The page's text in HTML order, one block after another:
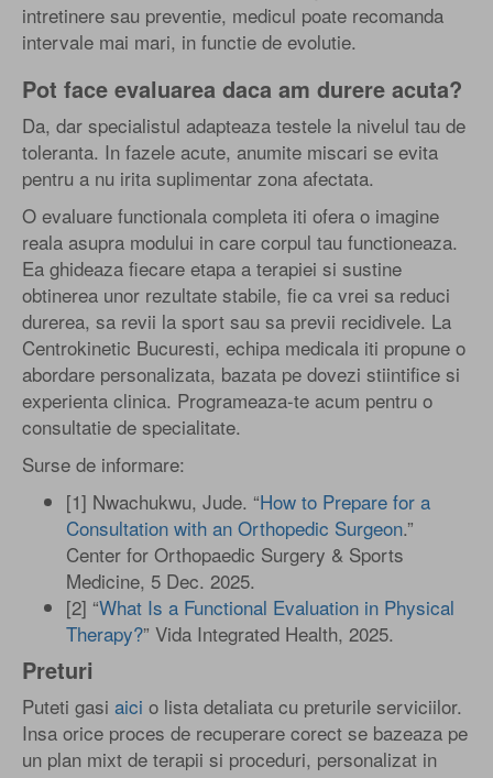
intretinere sau preventie, medicul poate recomanda
intervale mai mari, in functie de evolutie.
Pot face evaluarea daca am durere acuta?
Da, dar specialistul adapteaza testele la nivelul tau de
toleranta. In fazele acute, anumite miscari se evita
pentru a nu irita suplimentar zona afectata.
O evaluare functionala completa iti ofera o imagine
reala asupra modului in care corpul tau functioneaza.
Ea ghideaza fiecare etapa a terapiei si sustine
obtinerea unor rezultate stabile, fie ca vrei sa reduci
durerea, sa revii la sport sau sa previi recidivele. La
Centrokinetic Bucuresti, echipa medicala iti propune o
abordare personalizata, bazata pe dovezi stiintifice si
experienta clinica. Programeaza-te acum pentru o
consultatie de specialitate.
Surse de informare:
[1] Nwachukwu, Jude. “How to Prepare for a
Consultation with an Orthopedic Surgeon.”
Center for Orthopaedic Surgery & Sports
Medicine, 5 Dec. 2025.
[2] “What Is a Functional Evaluation in Physical
Therapy?” Vida Integrated Health, 2025.
Preturi
Puteti gasi aici o lista detaliata cu preturile serviciilor.
Insa orice proces de recuperare corect se bazeaza pe
un plan mixt de terapii si proceduri, personalizat in